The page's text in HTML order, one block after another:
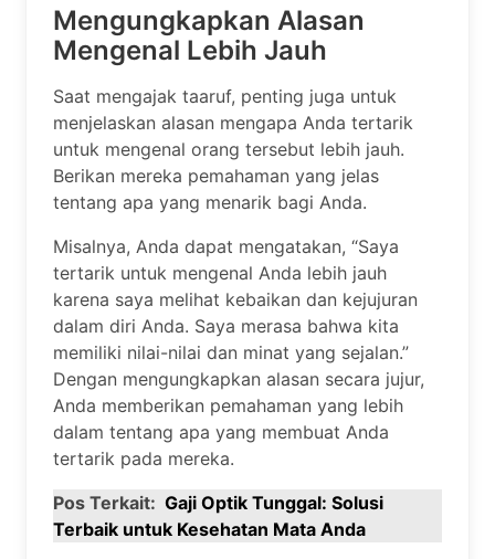
Mengungkapkan Alasan
Mengenal Lebih Jauh
Saat mengajak taaruf, penting juga untuk
menjelaskan alasan mengapa Anda tertarik
untuk mengenal orang tersebut lebih jauh.
Berikan mereka pemahaman yang jelas
tentang apa yang menarik bagi Anda.
Misalnya, Anda dapat mengatakan, “Saya
tertarik untuk mengenal Anda lebih jauh
karena saya melihat kebaikan dan kejujuran
dalam diri Anda. Saya merasa bahwa kita
memiliki nilai-nilai dan minat yang sejalan.”
Dengan mengungkapkan alasan secara jujur,
Anda memberikan pemahaman yang lebih
dalam tentang apa yang membuat Anda
tertarik pada mereka.
Pos Terkait: Gaji Optik Tunggal: Solusi
Terbaik untuk Kesehatan Mata Anda